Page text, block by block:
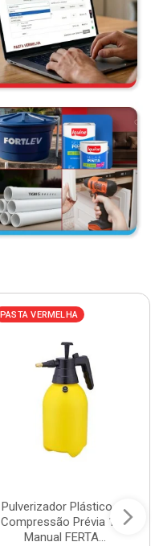
PASTA VERMELHA
Pulverizador Plástico de
Compressão Prévia 1,5L
Manual FERTA...